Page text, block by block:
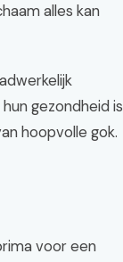
alles kan
gezondheid is
hoopvolle gok.
voor een